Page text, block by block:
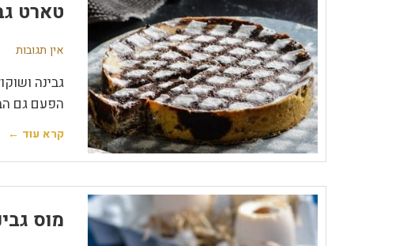
טארט
אין תגובות
גבינה
הפעם גם
קרא עוד ←
מוס